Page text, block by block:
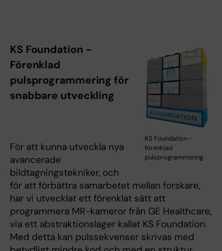
KS Foundation -
förenklad
pulsprogrammering
KS Foundation -
Förenklad
pulsprogrammering för
snabbare utveckling
För att kunna utveckla nya
avancerade
bildtagningstekniker, och
för att förbättra samarbetet mellan forskare,
har vi utvecklat ett förenklat sätt att
programmera MR-kameror från GE Healthcare,
via ett abstraktionslager kallat KS Foundation.
Med detta kan pulssekvenser skrivas med